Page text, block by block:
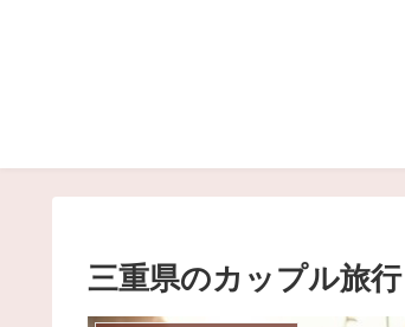
三重県のカップル旅